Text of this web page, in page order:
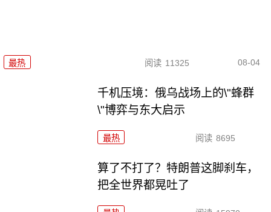
最热 阅读 11325 08-04
千机压境：俄乌战场上的\"蜂群
\"博弈与东大启示
最热 阅读 8695
算了不打了？特朗普这脚刹车，
把全世界都晃吐了